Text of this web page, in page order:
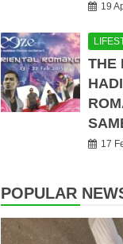
19
THE
17
POPULAR